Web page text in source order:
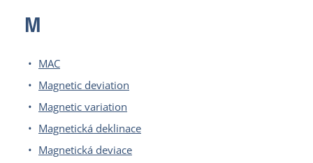
M
MAC
Magnetic deviation
Magnetic variation
Magnetická deklinace
Magnetická deviace